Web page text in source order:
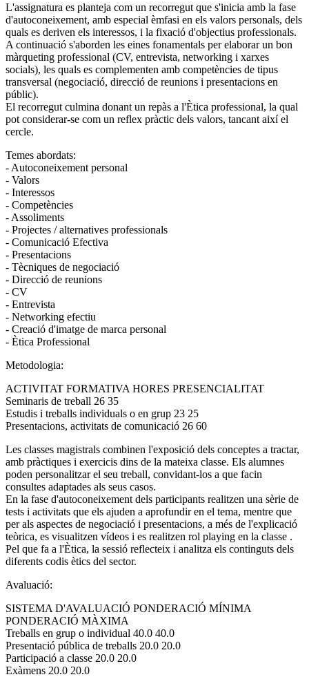
L'assignatura es planteja com un recorregut que s'inicia amb la fase
d'autoconeixement, amb especial èmfasi en els valors personals, dels
quals es deriven els interessos, i la fixació d'objectius professionals.
A continuació s'aborden les eines fonamentals per elaborar un bon
màrqueting professional (CV, entrevista, networking i xarxes
socials), les quals es complementen amb competències de tipus
transversal (negociació, direcció de reunions i presentacions en
públic).
El recorregut culmina donant un repàs a l'Ètica professional, la qual
pot considerar-se com un reflex pràctic dels valors, tancant així el
cercle.
Temes abordats:
- Autoconeixement personal
- Valors
- Interessos
- Competències
- Assoliments
- Projectes / alternatives professionals
- Comunicació Efectiva
- Presentacions
- Tècniques de negociació
- Direcció de reunions
- CV
- Entrevista
- Networking efectiu
- Creació d'imatge de marca personal
- Ètica Professional
Metodologia:
ACTIVITAT FORMATIVA HORES PRESENCIALITAT
Seminaris de treball 26 35
Estudis i treballs individuals o en grup 23 25
Presentacions, activitats de comunicació 26 60
Les classes magistrals combinen l'exposició dels conceptes a tractar,
amb pràctiques i exercicis dins de la mateixa classe. Els alumnes
poden personalitzar el seu treball, convidant-los a que facin
consultes adaptades als seus casos.
En la fase d'autoconeixement dels participants realitzen una sèrie de
tests i activitats que els ajuden a aprofundir en el tema, mentre que
per als aspectes de negociació i presentacions, a més de l'explicació
teòrica, es visualitzen vídeos i es realitzen rol playing en la classe .
Pel que fa a l'Ètica, la sessió reflecteix i analitza els continguts dels
diferents codis ètics del sector.
Avaluació:
SISTEMA D'AVALUACIÓ PONDERACIÓ MÍNIMA
PONDERACIÓ MÀXIMA
Treballs en grup o individual 40.0 40.0
Presentació pública de treballs 20.0 20.0
Participació a classe 20.0 20.0
Exàmens 20.0 20.0